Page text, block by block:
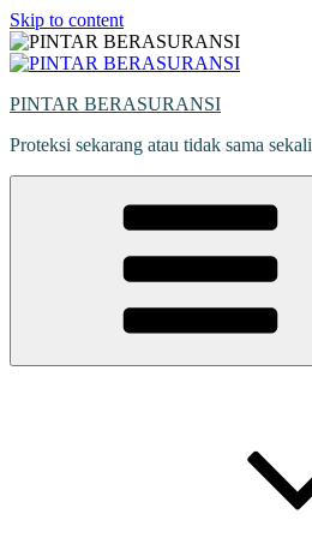
Skip to content
PINTAR BERASURANSI
Proteksi sekarang atau tidak sama sekali